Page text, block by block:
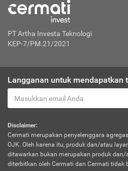
PT Artha Investa Teknologi
KEP-7/PM.21/2021
Langganan untuk mendapatkan
Disclaimer:
Cermati merupakan penyelenggara
OJK. Oleh karena itu, produk dan/atau
ditawarkan bukan merupakan produk
diterbitkan oleh Cermati dan Cermati